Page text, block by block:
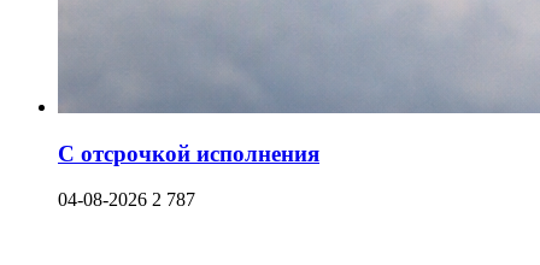
С отсрочкой исполнения
04-08-2026 2 787